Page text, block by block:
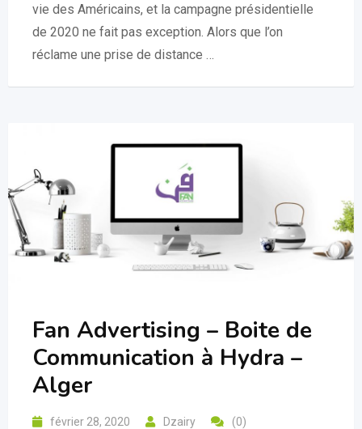
vie des Américains, et la campagne présidentielle
de 2020 ne fait pas exception. Alors que l’on
réclame une prise de distance …
Fan Advertising – Boite de
Communication à Hydra –
Alger
février 28, 2020 Dzairy (0)